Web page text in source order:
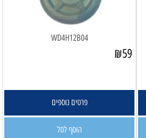
WD4H12B04
₪59
פרטים נוספים
הוסף לסל